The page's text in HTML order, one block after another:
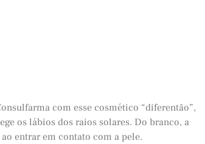
com esse cosmético “diferentão”,
os lábios dos raios solares. Do branco, a
entrar em contato com a pele.